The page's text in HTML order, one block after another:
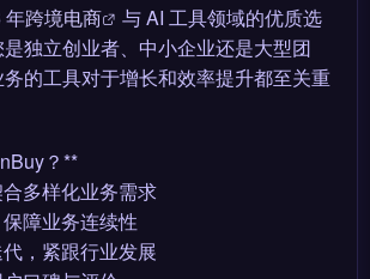
年跨境电商
与 AI 工具领域的优质选
独立创业者、中小企业还是大型团
的工具对于增长和效率提升都至关重
？**
多样化业务需求
障业务连续性
，紧跟行业发展